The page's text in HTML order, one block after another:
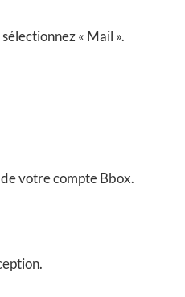
« Mail ».
votre compte Bbox.